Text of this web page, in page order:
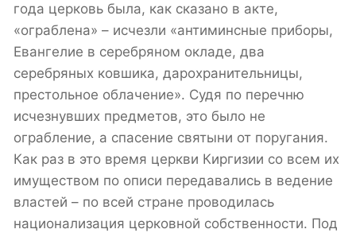
года церковь была, как сказано в акте,
«ограблена» – исчезли «антиминсные приборы,
Евангелие в серебряном окладе, два
серебряных ковшика, дарохранительницы,
престольное облачение». Судя по перечню
исчезнувших предметов, это было не
ограбление, а спасение святыни от поругания.
Как раз в это время церкви Киргизии со всем их
имуществом по описи передавались в ведение
властей – по всей стране проводилась
национализация церковной собственности. Под